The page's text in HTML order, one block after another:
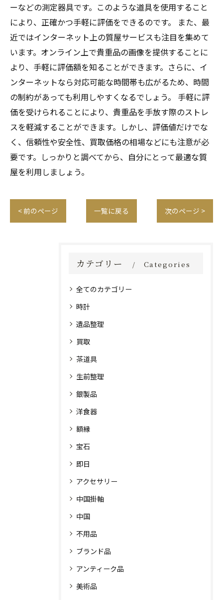
ーなどの測定器具です。このような道具を使用すること
により、正確かつ手軽に評価をできるのです。 また、最
近ではインターネット上の質屋サービスも注目を集めて
います。オンライン上で貴重品の画像を提供することに
より、手軽に評価額を知ることができます。さらに、イ
ンターネットなら対応可能な時間帯も広がるため、時間
の制約があっても利用しやすくなるでしょう。 手軽に評
価を受けられることにより、貴重品を手放す際のストレ
スを軽減することができます。しかし、評価値だけでな
く、信頼性や安全性、買取価格の相場などにも注意が必
要です。しっかりと調べてから、自分にとって最適な質
屋を利用しましょう。
< 前のページ 一覧に戻る 次のページ >
カテゴリー Categories
全てのカテゴリー
時計
遺品整理
買取
茶道具
生前整理
銀製品
洋食器
額縁
宝石
即日
アクセサリー
中国掛軸
中国
不用品
ブランド品
アンティーク品
美術品